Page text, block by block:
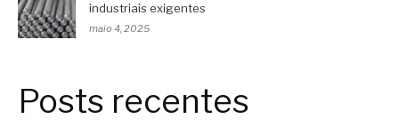
industriais exigentes
maio 4, 2025
Posts recentes